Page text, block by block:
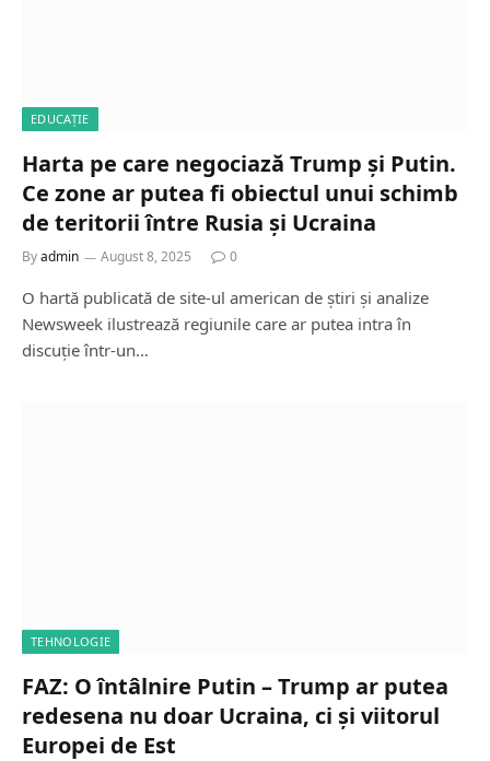
EDUCAȚIE
Harta pe care negociază Trump și Putin.
Ce zone ar putea fi obiectul unui schimb
de teritorii între Rusia și Ucraina
Byadmin August 8, 2025 0
O hartă publicată de site-ul american de știri și analize
Newsweek ilustrează regiunile care ar putea intra în
discuție într-un…
TEHNOLOGIE
FAZ: O întâlnire Putin – Trump ar putea
redesena nu doar Ucraina, ci și viitorul
Europei de Est